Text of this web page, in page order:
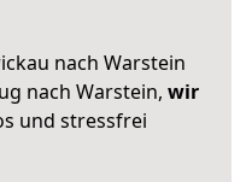
nach Warstein
nach Warstein, wir
und stressfrei